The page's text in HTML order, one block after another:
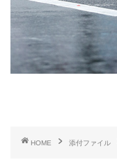
HOME 添付ファイル